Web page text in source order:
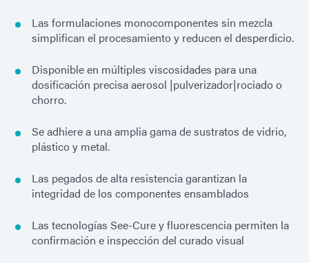
Las formulaciones monocomponentes sin mezcla
simplifican el procesamiento y reducen el desperdicio.
Disponible en múltiples viscosidades para una
dosificación precisa aerosol |pulverizador|rociado o
chorro.
Se adhiere a una amplia gama de sustratos de vidrio,
plástico y metal.
Las pegados de alta resistencia garantizan la
integridad de los componentes ensamblados
Las tecnologías See-Cure y fluorescencia permiten la
confirmación e inspección del curado visual